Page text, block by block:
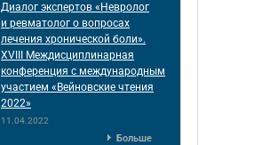
Диалог экспертов «Невролог
и ревматолог о вопросах
лечения хронической боли».
XVIII Междисциплинарная
конференция c международным
участием «Вейновские чтения
2022»
11.04.2022
Больше